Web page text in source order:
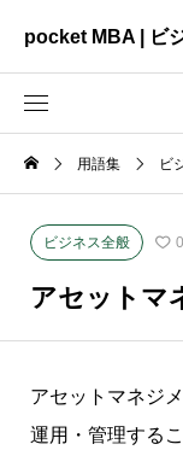
pocket MBA | ビ
ビジネス全般
資料作成
用語集 ビ
ビジネス全般 0
アセットマ
アセットマネジ
運用・管理する